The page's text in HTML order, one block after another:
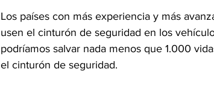
Los países con más experiencia y más
usen el cinturón de seguridad en los
podríamos salvar nada menos que 1.000
el cinturón de seguridad.